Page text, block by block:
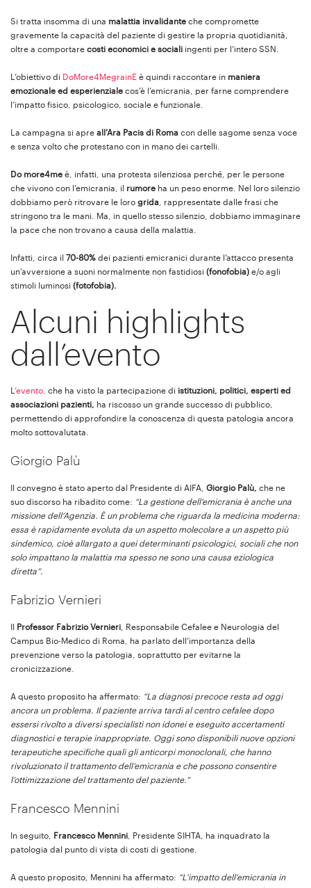
Si tratta insomma di una malattia invalidante che compromette
gravemente la capacità del paziente di gestire la propria quotidianità,
oltre a comportare costi economici e sociali ingenti per l’intero SSN.
L’obiettivo di DoMore4MegrainE è quindi raccontare in maniera
emozionale ed esperienziale cos’è l’emicrania, per farne comprendere
l’impatto fisico, psicologico, sociale e funzionale.
La campagna si apre all’Ara Pacis di Roma con delle sagome senza voce
e senza volto che protestano con in mano dei cartelli.
Do more4me è, infatti, una protesta silenziosa perché, per le persone
che vivono con l’emicrania, il rumore ha un peso enorme. Nel loro silenzio
dobbiamo però ritrovare le loro grida, rappresentate dalle frasi che
stringono tra le mani. Ma, in quello stesso silenzio, dobbiamo immaginare
la pace che non trovano a causa della malattia.
Infatti, circa il 70-80% dei pazienti emicranici durante l’attacco presenta
un’avversione a suoni normalmente non fastidiosi (fonofobia) e/o agli
stimoli luminosi (fotofobia).
Alcuni highlights
dall’evento
L’evento, che ha visto la partecipazione di istituzioni, politici, esperti ed
associazioni pazienti, ha riscosso un grande successo di pubblico,
permettendo di approfondire la conoscenza di questa patologia ancora
molto sottovalutata.
Giorgio Palù
Il convegno è stato aperto dal Presidente di AIFA, Giorgio Palù, che ne
suo discorso ha ribadito come: “La gestione dell’emicrania è anche una
missione dell’Agenzia. È un problema che riguarda la medicina moderna:
essa è rapidamente evoluta da un aspetto molecolare a un aspetto più
sindemico, cioè allargato a quei determinanti psicologici, sociali che non
solo impattano la malattia ma spesso ne sono una causa eziologica
diretta”.
Fabrizio Vernieri
Professor Fabrizio Vernieri, Responsabile Cefalee e Neurologia del
Campus Bio-Medico di Roma, ha parlato dell’importanza della
prevenzione verso la patologia, soprattutto per evitarne la
cronicizzazione.
A questo proposito ha affermato: “La diagnosi precoce resta ad oggi
ancora un problema. Il paziente arriva tardi al centro cefalee dopo
essersi rivolto a diversi specialisti non idonei e eseguito accertamenti
diagnostici e terapie inappropriate. Oggi sono disponibili nuove opzioni
terapeutiche specifiche quali gli anticorpi monoclonali, che hanno
rivoluzionato il trattamento dell’emicrania e che possono consentire
l’ottimizzazione del trattamento del paziente.”
Francesco Mennini
In seguito, Francesco Mennini, Presidente SIHTA, ha inquadrato la
patologia dal punto di vista di costi di gestione.
A questo proposito, Mennini ha affermato: “L’impatto dell’emicrania in